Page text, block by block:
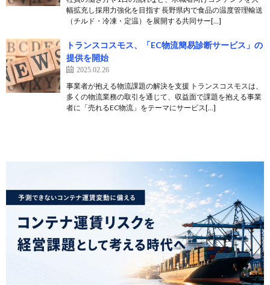
幅拡充し採用力強化を目指す 長野県内で食品の温度管理輸送
（チルド・冷凍・定温）を展開する共同サー[…]
トランスコスモス、「EC物流簡易診断サービス」の
提供を開始
2025.02.26
事業者が抱える物流課題の解決を支援 トランスコスモスは、
多くの物流業務の取引を通じて、収益面で課題を抱える事業
者に「売れるEC物流」をテーマにサービス[…]